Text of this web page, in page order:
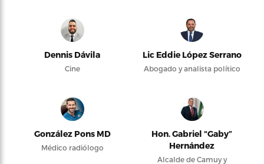
Dennis Dávila
Cine
Lic Eddie López Serrano
Abogado y analista político
González Pons MD
Médico radiólogo
Hon. Gabriel “Gaby”
Hernández
Alcalde de Camuy y